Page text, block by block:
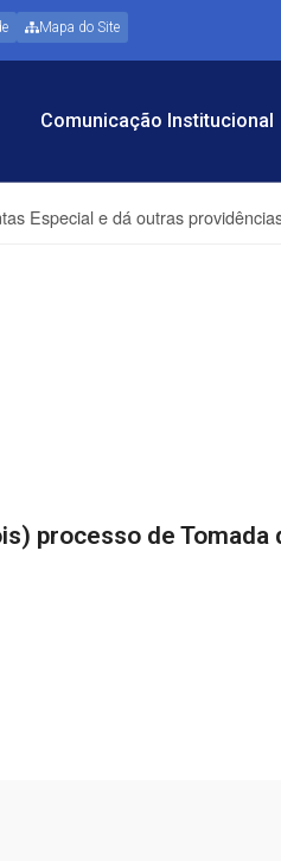
Especial e dá outras
Mapa do Site
Comunicação Institucional
processo de Tomada